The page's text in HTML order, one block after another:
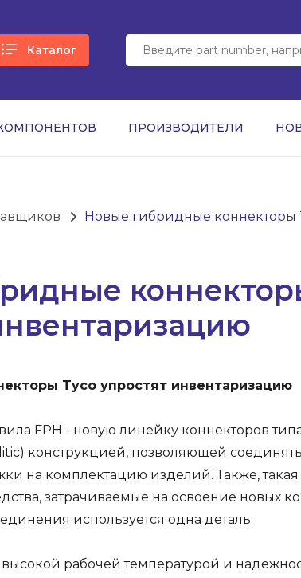
Каталог
ПРОИЗВОДИТЕЛИ
Новые гибридные коннекторы
Tyco упростят инвентаризацию
FPH - новую линейку коннекторов
конструкцией, позволяющей
на комплектацию изделий. Также, такая
затрачиваемые на освоение новых
используется одна деталь.
рабочей температурой и